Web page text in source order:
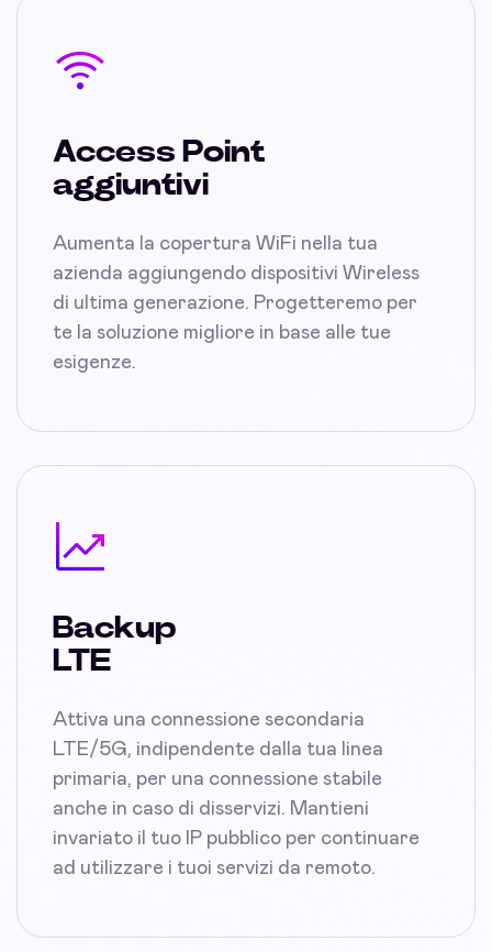
Access Point
aggiuntivi
Aumenta la copertura WiFi nella tua
azienda aggiungendo dispositivi Wireless
di ultima generazione. Progetteremo per
te la soluzione migliore in base alle tue
esigenze.
Backup
LTE
Attiva una connessione secondaria
LTE/5G, indipendente dalla tua linea
primaria, per una connessione stabile
anche in caso di disservizi. Mantieni
invariato il tuo IP pubblico per continuare
ad utilizzare i tuoi servizi da remoto.